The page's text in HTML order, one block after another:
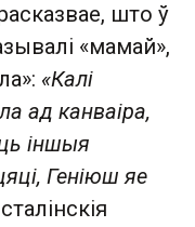
што ў
«мамай»,
«Калі
ад канваіра,
іншыя
Геніюш яе